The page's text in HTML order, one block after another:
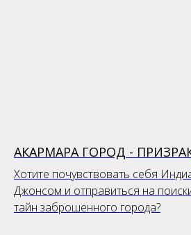
АКАРМАРА ГОРОД -
Хотите почувствовать себя
Джонсом и отправиться на
тайн заброшенного города?